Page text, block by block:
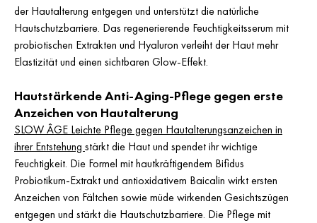
der Hautalterung entgegen und unterstützt die natürliche
Hautschutzbarriere. Das regenerierende Feuchtigkeitsserum mit
probiotischen Extrakten und Hyaluron verleiht der Haut mehr
Elastizität und einen sichtbaren Glow-Effekt.
Hautstärkende Anti-Aging-Pflege gegen erste
Anzeichen von Hautalterung
SLOW ÂGE Leichte Pflege gegen Hautalterungsanzeichen in
ihrer Entstehung stärkt die Haut und spendet ihr wichtige
Feuchtigkeit. Die Formel mit hautkräftigendem Bifidus
Probiotikum-Extrakt und antioxidativem Baicalin wirkt ersten
Anzeichen von Fältchen sowie müde wirkenden Gesichtszügen
entgegen und stärkt die Hautschutzbarriere. Die Pflege mit